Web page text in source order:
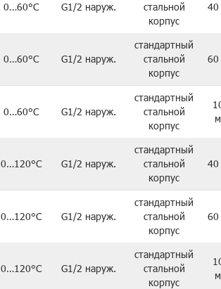
0…60°C G1/2 наруж.
стальной
корпус
0…60°C G1/2 наруж.
стандартный
стальной
корпус
0…60°C G1/2 наруж.
стандартный
стальной
корпус
0…120°C G1/2 наруж.
стандартный
стальной
корпус
0…120°C G1/2 наруж.
стандартный
стальной
корпус
0…120°C G1/2 наруж.
стандартный
стальной
корпус